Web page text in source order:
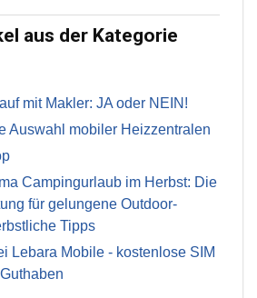
aus der Kategorie
mit Makler: JA oder NEIN!
Auswahl mobiler Heizzentralen
Campingurlaub im Herbst: Die
für gelungene Outdoor-
Tipps
Lebara Mobile - kostenlose SIM